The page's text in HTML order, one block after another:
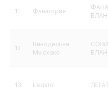
11 Фанагория
БЛАН
12
Винодельня
Мысхако
13 Legato